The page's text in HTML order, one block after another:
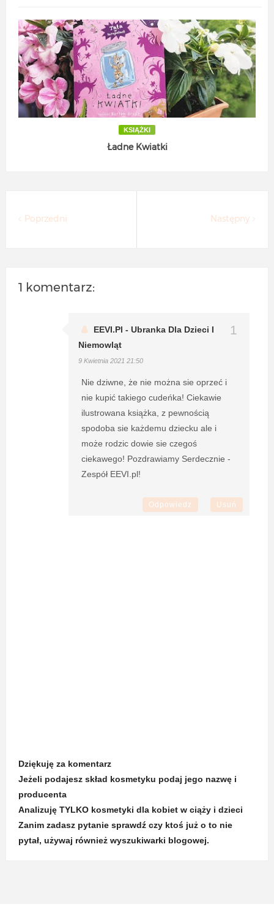
KSIĄŻKI
Ładne Kwiatki
Następny
Poprzedni
1 komentarz:
EEVI.pl - Ubranka Dla Dzieci I
Niemowląt
9 Kwietnia 2021 21:50
Nie dziwne, że nie można sie oprzeć i
nie kupić takiego cudeńka! Ciekawie
ilustrowana książka, z pewnością
spodoba sie każdemu dziecku ale i
może rodzic dowie sie czegoś
ciekawego! Pozdrawiamy Serdecznie -
Zespół EEVI.pl!
Odpowiedz Usuń
Dziękuję za komentarz
Jeżeli podajesz skład kosmetyku podaj jego nazwę i
producenta
Analizuję TYLKO kosmetyki dla kobiet w ciąży i dzieci
Zanim zadasz pytanie sprawdź czy ktoś już o to nie
pytał, używaj również wyszukiwarki blogowej.